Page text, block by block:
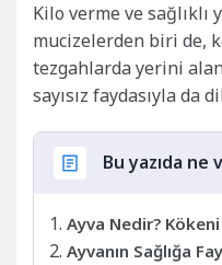
Kilo verme ve
mucizelerden biri de,
tezgahlarda yerini
sayısız faydasıyla da
Bu yazıda ne
Ayva Nedir?
Ayvanın Sağlığa